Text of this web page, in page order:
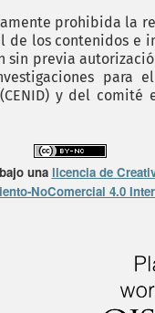
prohibida la
de los contenidos e
sin previa
para
(CENID) y del
una licencia de
NoComercial 4.0